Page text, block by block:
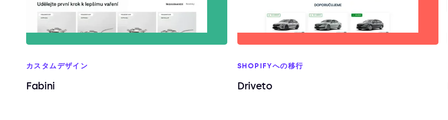
カスタムデザイン
Fabini
SHOPIFYへの移行
Driveto